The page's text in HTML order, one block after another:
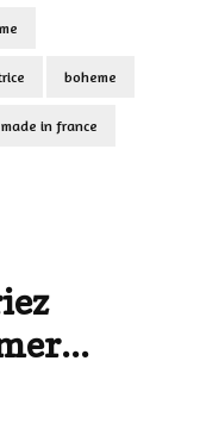
boheme
made in france